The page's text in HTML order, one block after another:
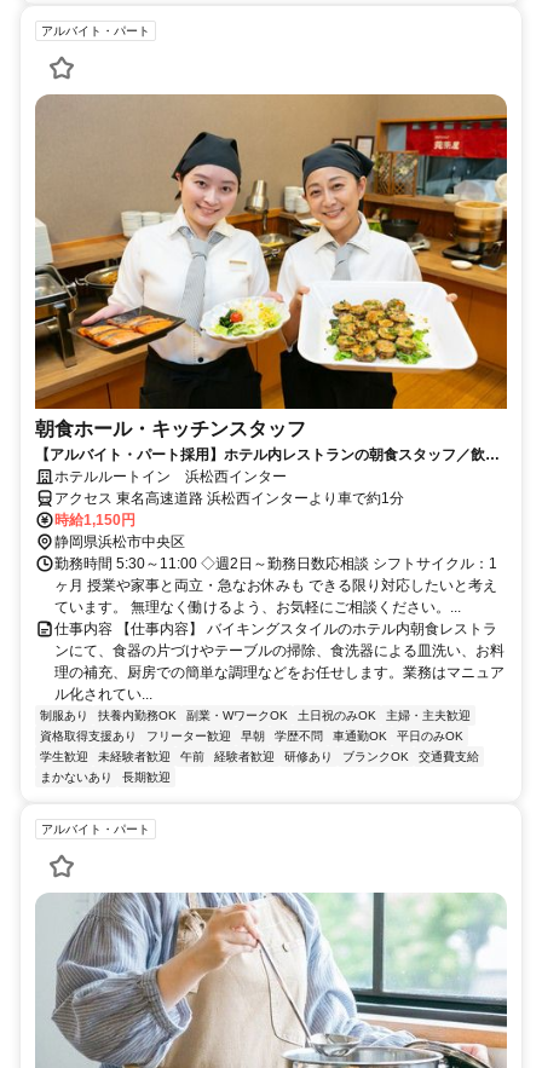
アルバイト・パート
朝食ホール・キッチンスタッフ
【アルバイト・パート採用】ホテル内レストランの朝食スタッフ／飲食
未経験歓迎！主婦(夫)さん活躍中
ホテルルートイン 浜松西インター
アクセス 東名高速道路 浜松西インターより車で約1分
時給1,150円
静岡県浜松市中央区
勤務時間 5:30～11:00 ◇週2日～勤務日数応相談 シフトサイクル：1
ヶ月 授業や家事と両立・急なお休みも できる限り対応したいと考え
ています。 無理なく働けるよう、お気軽にご相談ください。...
仕事内容 【仕事内容】 バイキングスタイルのホテル内朝食レストラ
ンにて、食器の片づけやテーブルの掃除、食洗器による皿洗い、お料
理の補充、厨房での簡単な調理などをお任せします。業務はマニュア
ル化されてい...
制服あり 扶養内勤務OK 副業・WワークOK 土日祝のみOK
主婦・主夫歓迎
資格取得支援あり
フリーター歓迎 早朝 学歴不問 車通勤OK
平日のみOK
学生歓迎
未経験者歓迎 午前 経験者歓迎 研修あり ブランクOK
交通費支給
まかないあり
長期歓迎
アルバイト・パート